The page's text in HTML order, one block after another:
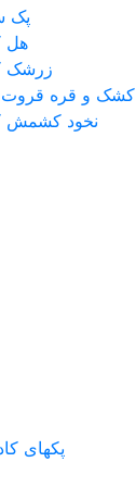
پک
هل
زرشک
کشک و قره
نخود کشمش
پکهای